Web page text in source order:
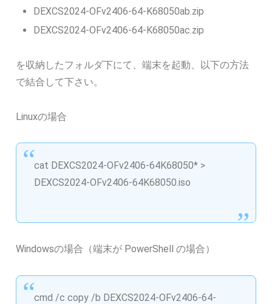
DEXCS2024-OFv2406-64-K68050ab.zip
DEXCS2024-OFv2406-64-K68050ac.zip
を収納したフォルダ下にて、端末を起動、以下の方法
で結合して下さい。
Linuxの場合
cat DEXCS2024-OFv2406-64K68050* >
DEXCS2024-OFv2406-64K68050.iso
Windowsの場合（端末が PowerShell の場合）
cmd /c copy /b DEXCS2024-OFv2406-64-